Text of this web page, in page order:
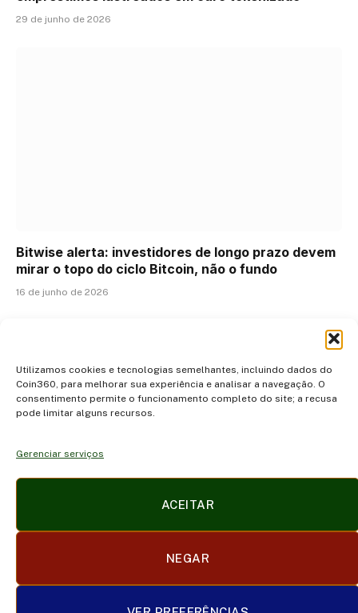
Utilizamos cookies e tecnologias semelhantes, incluindo dados do
Coin360, para melhorar sua experiência e analisar a navegação. O
consentimento permite o funcionamento completo do site; a recusa
pode limitar alguns recursos.
Gerenciar serviços
ACEITAR
NEGAR
29 de junho de 2026
Bitwise alerta: investidores de longo prazo devem
mirar o topo do ciclo Bitcoin, não o fundo
16 de junho de 2026
(Twitter)
CONTATO TERMOS DE USO
TRABALHE CONOSCO